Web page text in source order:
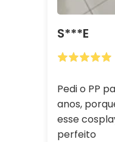
S***E
Pedi o PP
anos,
esse
perfeito